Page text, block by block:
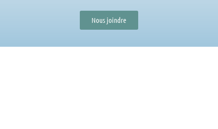
Nous joindre